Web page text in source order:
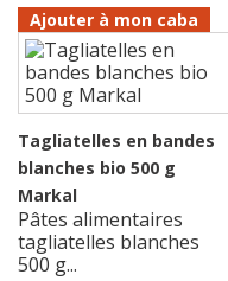
Ajouter à mon caba
Tagliatelles en bandes
blanches bio 500 g
Markal
Pâtes alimentaires
tagliatelles blanches
500 g...